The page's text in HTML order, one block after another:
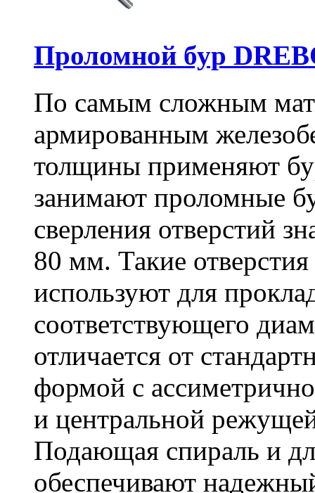
Проломной бур
По самым сложным
армированным
толщины применяют
занимают проломные
сверления отверстий
80 мм. Такие
используют для
соответствующего
отличается от
формой с
и центральной
Подающая спираль и
обеспечивают